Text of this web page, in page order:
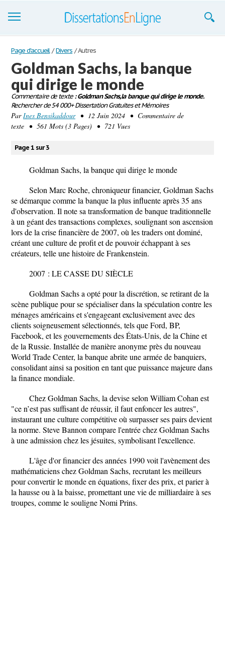
Dissertations
S'inscrire
Se connecter
Contactez-nous
Page d'accueil / Divers /Autres
Goldman Sachs, la banque
qui dirige le monde
Commentaire de texte: Goldman Sachs, la banque qui dirige le monde.
Rechercher de 54 000+ Dissertation Gratuites et Mémoires
ParInes Bensikaddour• 12 Juin 2024 • Commentaire de
texte • 561 Mots (3 Pages) • 721 Vues
Page 1 sur 3
Goldman Sachs, la banque qui dirige le monde
Selon Marc Roche, chroniqueur financier, Goldman Sachs
se démarque comme la banque la plus influente après 35 ans
d'observation. Il note sa transformation de banque traditionnelle
à un géant des transactions complexes, soulignant son ascension
lors de la crise financière de 2007, où les traders ont dominé,
créant une culture de profit et de pouvoir échappant à ses
créateurs, telle une histoire de Frankenstein.
2007 : LE CASSE DU SIÈCLE
Goldman Sachs a opté pour la discrétion, se retirant de la
scène publique pour se spécialiser dans la spéculation contre les
ménages américains et s'engageant exclusivement avec des
clients soigneusement sélectionnés, tels que Ford, BP,
Facebook, et les gouvernements des États-Unis, de la Chine et
de la Russie. Installée de manière anonyme près du nouveau
World Trade Center, la banque abrite une armée de banquiers,
consolidant ainsi sa position en tant que puissance majeure dans
la finance mondiale.
Chez Goldman Sachs, la devise selon William Cohan est
"ce n’est pas suffisant de réussir, il faut enfoncer les autres",
instaurant une culture compétitive où surpasser ses pairs devient
la norme. Steve Bannon compare l'entrée chez Goldman Sachs
à une admission chez les jésuites, symbolisant l'excellence.
L'âge d'or financier des années 1990 voit l'avènement des
mathématiciens chez Goldman Sachs, recrutant les meilleurs
pour convertir le monde en équations, fixer des prix, et parier à
la hausse ou à la baisse, promettant une vie de milliardaire à ses
troupes, comme le souligne Nomi Prins.